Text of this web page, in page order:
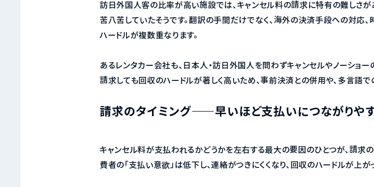
訪日外国人客の比率が高い施設では、キャンセル料の請求に特有の難しさが
苦八苦していたそうです。翻訳の手間だけでなく、海外の決済手段への対応
ハードルが複数重なります。
あるレンタカー会社も、日本人・訪日外国人を問わずキャンセルやノーショ
請求しても回収のハードルが著しく高いため、事前決済との併用や、多言語
請求のタイミング——早いほど支払いにつながりや
キャンセル料が支払われるかどうかを左右する最大の要因のひとつが、請求
費者の「支払い意欲」は低下し、連絡がつきにくくなり、回収のハードルが上が